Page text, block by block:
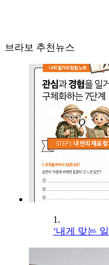
브라보 추천뉴스
1.
‘내게 맞는